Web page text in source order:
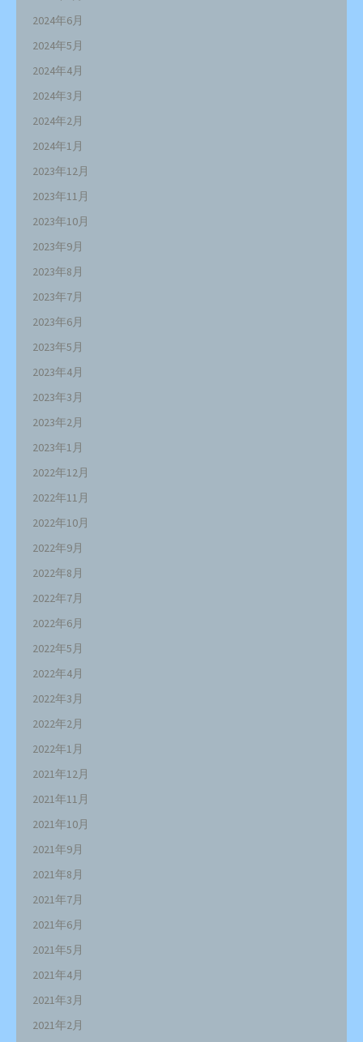
2024年6月
2024年5月
2024年4月
2024年3月
2024年2月
2024年1月
2023年12月
2023年11月
2023年10月
2023年9月
2023年8月
2023年7月
2023年6月
2023年5月
2023年4月
2023年3月
2023年2月
2023年1月
2022年12月
2022年11月
2022年10月
2022年9月
2022年8月
2022年7月
2022年6月
2022年5月
2022年4月
2022年3月
2022年2月
2022年1月
2021年12月
2021年11月
2021年10月
2021年9月
2021年8月
2021年7月
2021年6月
2021年5月
2021年4月
2021年3月
2021年2月